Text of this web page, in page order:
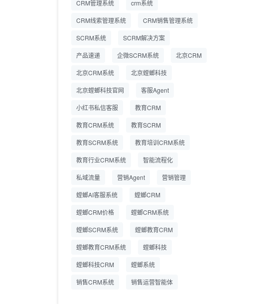
业微信 私域用户精细化管
螂教育CRM助力教培机构
精细化运营
CRM管理系统 crm系统
CRM线索管理系统 CRM销售管理系统
SCRM系统 SCRM解决方案
产品速递 企微SCRM系统 北京CRM
北京CRM系统 北京螳螂科技
北京螳螂科技官网 客服Agent
小红书私信客服 教育CRM
教育CRM系统 教育SCRM
教育SCRM系统 教育培训CRM系统
教育行业CRM系统 智能流程化
私域流量 营销Agent 营销管理
螳螂AI客服系统 螳螂CRM
螳螂CRM价格 螳螂CRM系统
螳螂SCRM系统 螳螂教育CRM
螳螂教育CRM系统 螳螂科技
螳螂科技CRM 螳螂系统
销售CRM系统 销售运营智能体